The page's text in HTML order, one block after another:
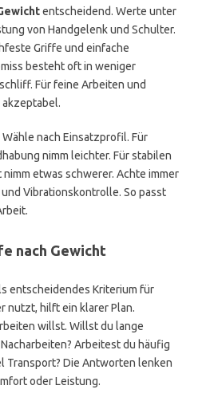
entscheidend. Werte unter
von Handgelenk und Schulter.
Griffe und einfache
besteht oft in weniger
Für feine Arbeiten und
nach Einsatzprofil. Für
nimm leichter. Für stabilen
etwas schwerer. Achte immer
Vibrationskontrolle. So passt
nach Gewicht
entscheidendes Kriterium für
nutzt, hilft ein klarer Plan.
willst. Willst du lange
Arbeitest du häufig
Transport? Die Antworten lenken
oder Leistung.